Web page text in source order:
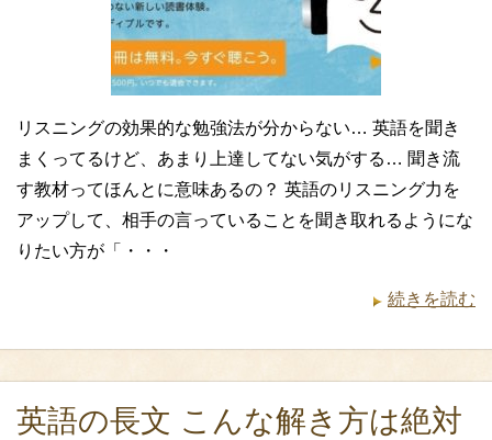
リスニングの効果的な勉強法が分からない… 英語を聞き
まくってるけど、あまり上達してない気がする… 聞き流
す教材ってほんとに意味あるの？ 英語のリスニング力を
アップして、相手の言っていることを聞き取れるようにな
りたい方が「・・・
続きを読む
英語の長文 こんな解き方は絶対